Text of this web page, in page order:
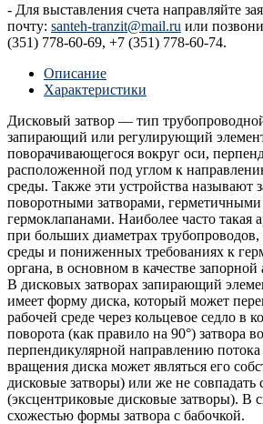
- Для выставления счета направляйте
почту: santeh-tranzit@mail.ru или
(351) 778-60-69, +7 (351) 778-60-74.
Описание
Характеристики
Дисковый затвор — тип
запирающий или регулирующий
поворачивающегося вокруг оси,
расположенной под углом к
среды. Также эти устройства называют
поворотными затворами,
гермоклапанами. Наиболее часто такая
при больших диаметрах
среды и пониженных требованиях к
органа, в основном в качестве запорной
В дисковых затворах запирающий
имеет форму диска, который может
рабочей среде через кольцевое седло в
поворота (как правило на 90°) затвора
перпендикулярной направлению
вращения диска может являться его
дисковые затворы) или же не совпадать
(эксцентриковые дисковые затворы). В
схожестью формы затвора с бабочкой.